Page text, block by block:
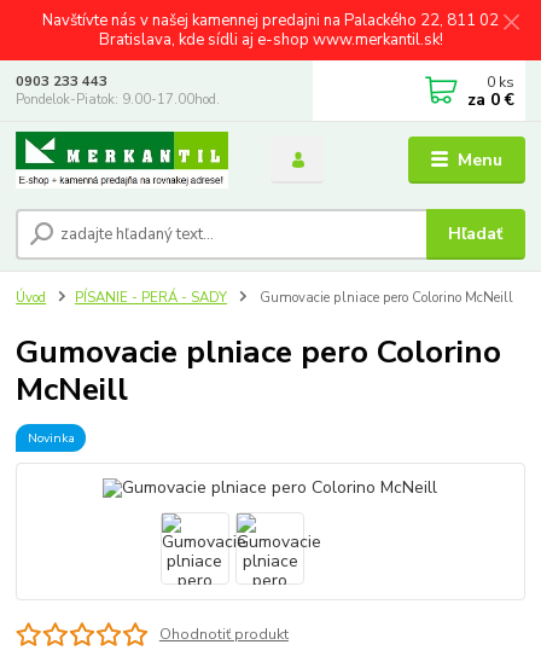
Navštívte nás v našej kamennej predajni na Palackého 22, 811 02
Bratislava, kde sídli aj e-shop www.merkantil.sk!
Menu
Hľadať
0903 233 443
Pondelok-Piatok: 9.00-17.00hod.
0 ks
za 0 €
Úvod PÍSANIE - PERÁ - SADY Gumovacie plniace pero Colorino McNeill
Gumovacie plniace pero Colorino
McNeill
Novinka
Ohodnotiť produkt